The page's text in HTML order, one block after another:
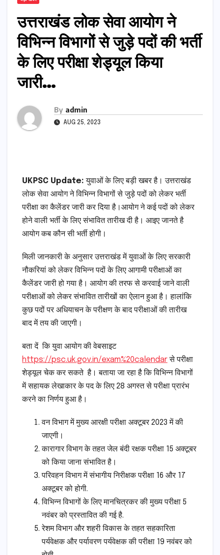
उत्तराखंड लोक सेवा आयोग ने
विभिन्न विभागों से जुड़े पदों की भर्ती
के लिए परीक्षा शेड्यूल किया
जारी…
By admin
AUG 25, 2023
UKPSC Update: युवाओं के लिए बड़ी खबर है। उत्तराखंड
लोक सेवा आयोग ने विभिन्न विभागों से जुड़े पदों को लेकर भर्ती
परीक्षा का कैलेंडर जारी कर दिया है।आयोग ने कई पदों को लेकर
होने वाली भर्ती के लिए संभावित तारीख दी है। आइए जानते है
आयोग कब कौन सी भर्ती होगी।
मिली जानकारी के अनुसार उत्तराखंड में युवाओं के लिए सरकारी
नौकरियां को लेकर विभिन्न पदों के लिए आगामी परीक्षाओं का
कैलेंडर जारी हो गया है। आयोग की तरफ से करवाई जाने वाली
परीक्षाओं को लेकर संभावित तारीखों का ऐलान हुआ है। हालांकि
कुछ पदों पर अधियाचन के परीक्षण के बाद परीक्षाओं की तारीख
बाद में तय की जाएगी।
बता दें कि युवा आयोग की वेबसाइट
https://psc.uk.gov.in/exam%20calendarसे परीक्षा
शेड्यूल चेक कर सकते है। बताया जा रहा है कि विभिन्न विभागों
में सहायक लेखाकार के पद के लिए 28 अगस्त से परीक्षा प्रारंभ
करने का निर्णय हुआ है।
वन विभाग में मुख्य आरक्षी परीक्षा अक्टूबर 2023 में की
जाएगी।
कारागार विभाग के तहत जेल बंदी रक्षक परीक्षा 15 अक्टूबर
को किया जाना संभावित है।
परिवहन विभाग में संभागीय निरीक्षक परीक्षा 16 और 17
अक्टूबर को होगी.
विभिन्न विभागों के लिए मानचित्रकर की मुख्य परीक्षा 5
नवंबर को प्रस्तावित की गई है.
रेशम विभाग और शहरी विकास के तहत सहकारिता
पर्यवेक्षक और पर्यावरण पर्यवेक्षक की परीक्षा 19 नवंबर को